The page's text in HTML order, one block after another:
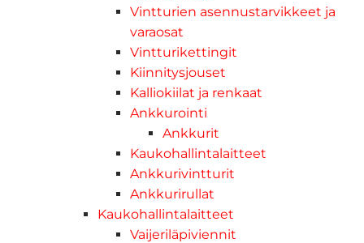
Vintturien asennustarvikkeet ja
varaosat
Vintturikettingit
Kiinnitysjouset
Kalliokiilat ja renkaat
Ankkurointi
Ankkurit
Kaukohallintalaitteet
Ankkurivintturit
Ankkurirullat
Kaukohallintalaitteet
Vaijeriläpiviennit